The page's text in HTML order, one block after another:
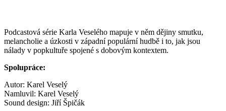
Podcastová série Karla Veselého mapuje v něm dějiny smutku,
melancholie a úzkosti v západní populární hudbě i to, jak jsou
nálady v popkultuře spojené s dobovým kontextem.
Spolupráce:
Autor: Karel Veselý
Namluvil: Karel Veselý
Sound design: Jiří Špičák